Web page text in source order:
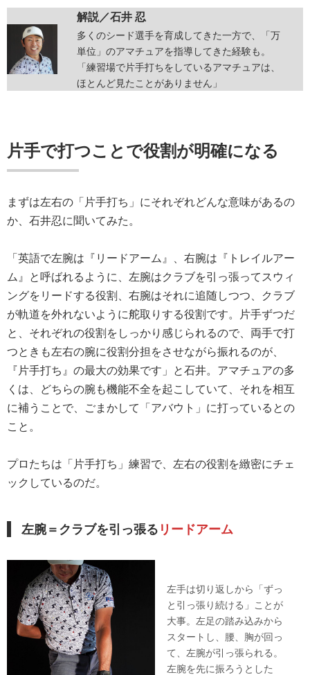
解説／石井 忍
多くのシード選手を育成してきた一方で、「万
単位」のアマチュアを指導してきた経験も。
「練習場で片手打ちをしているアマチュアは、
ほとんど見たことがありません」
片手で打つことで役割が明確になる
まずは左右の「片手打ち」にそれぞれどんな意味があるの
か、石井忍に聞いてみた。
「英語で左腕は『リードアーム』、右腕は『トレイルアー
ム』と呼ばれるように、左腕はクラブを引っ張ってスウィ
ングをリードする役割、右腕はそれに追随しつつ、クラブ
が軌道を外れないように舵取りする役割です。片手ずつだ
と、それぞれの役割をしっかり感じられるので、両手で打
つときも左右の腕に役割分担をさせながら振れるのが、
『片手打ち』の最大の効果です」と石井。アマチュアの多
くは、どちらの腕も機能不全を起こしていて、それを相互
に補うことで、ごまかして「アバウト」に打っているとの
こと。
プロたちは「片手打ち」練習で、左右の役割を緻密にチェ
ックしているのだ。
左腕＝クラブを引っ張る リードアーム
左手は切り返しから「ずっ
と引っ張り続ける」ことが
大事。左足の踏み込みから
スタートし、腰、胸が回っ
て、左腕が引っ張られる。
左腕を先に振ろうとした